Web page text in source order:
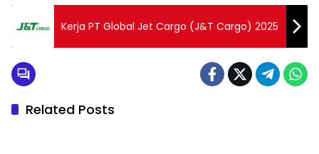
Kerja PT Global Jet Cargo (J&T Cargo) 2025
Related Posts